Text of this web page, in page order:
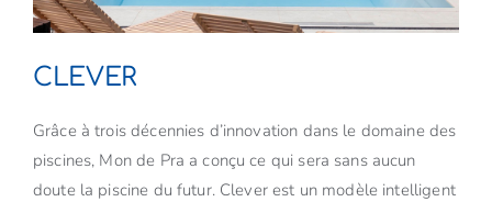
CLEVER
Grâce à trois décennies d’innovation dans le domaine des
piscines, Mon de Pra a conçu ce qui sera sans aucun
doute la piscine du futur. Clever est un modèle intelligent